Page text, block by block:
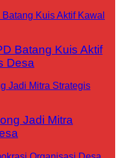
Batang Kuis Aktif
Desa
Jadi Mitra